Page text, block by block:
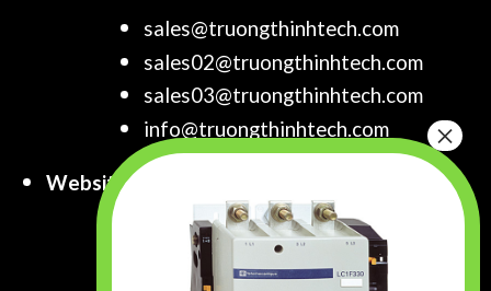
sales@truongthinhtech.com
sales02@truongthinhtech.com
sales03@truongthinhtech.com
info@truongthinhtech.com
Website:
www.truongthinhtech.com
www.components.com.vn